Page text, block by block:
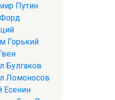
Путин
Горький
Булгаков
Ломоносов
Есенин